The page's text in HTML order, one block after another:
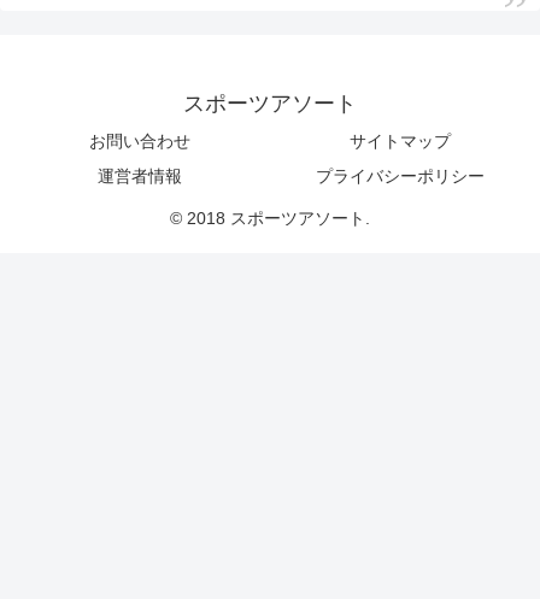
スポーツアソート
お問い合わせ
サイトマップ
運営者情報
プライバシーポリシー
© 2018 スポーツアソート.